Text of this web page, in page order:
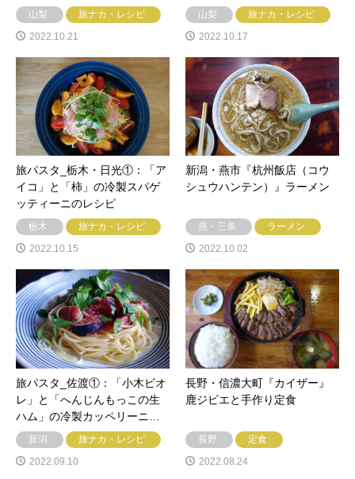
山梨
旅ナカ・レシピ
2022.10.21
山梨
旅ナカ・レシピ
2022.10.17
旅パスタ_栃木・日光①：「ア
イコ」と「柿」の冷製スパゲ
ッティーニのレシピ
栃木
旅ナカ・レシピ
2022.10.15
新潟・燕市『杭州飯店（コウ
シュウハンテン）』ラーメン
燕・三条
ラーメン
2022.10.02
旅パスタ_佐渡①：「小木ビオ
レ」と「へんじんもっこの生
ハム」の冷製カッペリーニ…
新潟
旅ナカ・レシピ
2022.09.10
長野・信濃大町『カイザー』
鹿ジビエと手作り定食
長野
定食
2022.08.24